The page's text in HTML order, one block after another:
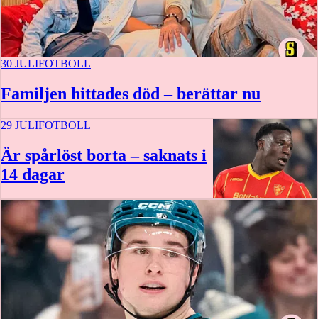
30 JULIFOTBOLL
Familjen hittades död – berättar nu
29 JULIFOTBOLL
Är spårlöst borta – saknats i
14 dagar